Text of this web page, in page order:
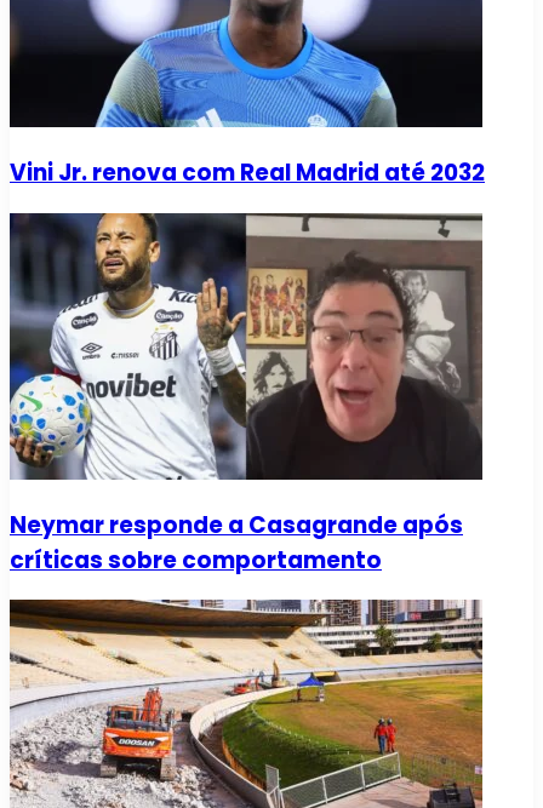
Vini Jr. renova com Real Madrid até 2032
Neymar responde a Casagrande após
críticas sobre comportamento